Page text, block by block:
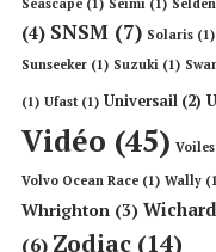
Seascape (1) Seimi (1) Selden
(4) SNSM (7) Solaris (1)
Sunseeker (1) Suzuki (1)
(1) Ufast(1) Universail (2)
Vidéo (45)
Volvo Ocean Race (1) Wally
Whrighton (3) Wichard
(6) Zodiac (14)